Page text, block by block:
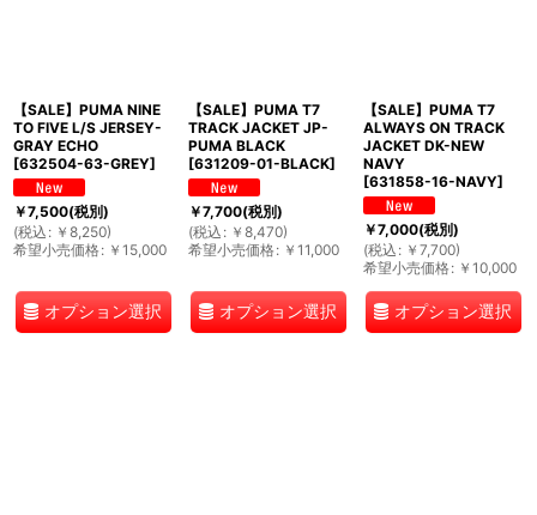
【SALE】PUMA NINE
TO FIVE L/S JERSEY-
GRAY ECHO
[632504-63-GREY]
￥7,500(税別)
(税込 : ￥ 8,250)
希望小売価格: ￥ 15,000
オプション選択
【SALE】PUMA T7
TRACK JACKET JP-
PUMA BLACK
[631209-01-BLACK]
￥7,700(税別)
(税込 : ￥ 8,470)
希望小売価格: ￥ 11,000
オプション選択
【SALE】PUMA T7
ALWAYS ON TRACK
JACKET DK-NEW
NAVY
[631858-16-NAVY]
￥7,000(税別)
(税込 : ￥ 7,700)
希望小売価格: ￥ 10,000
オプション選択